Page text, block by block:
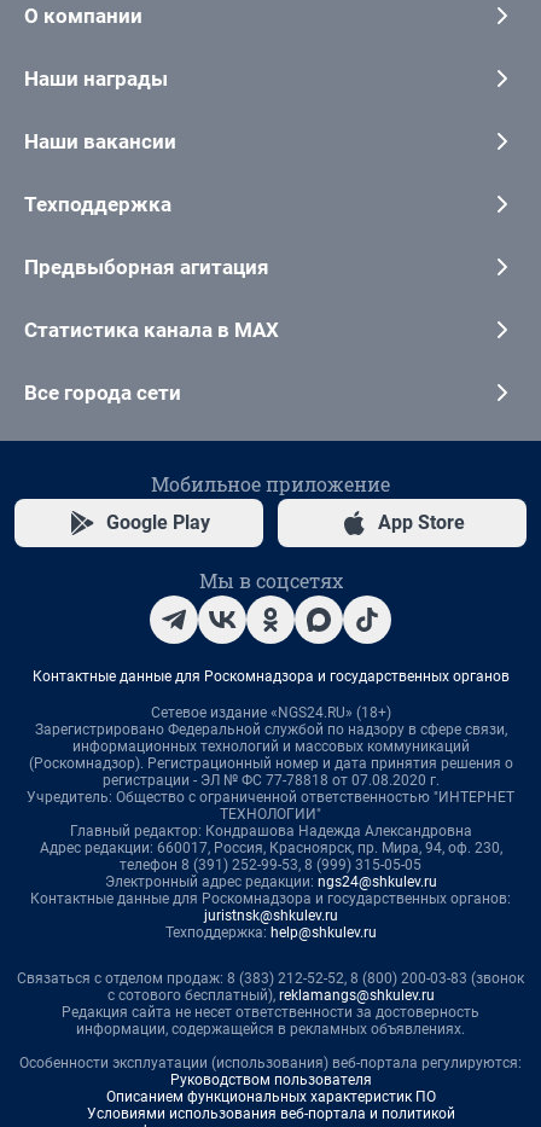
О компании
Наши награды
Наши вакансии
Техподдержка
Предвыборная агитация
Статистика канала в MAX
Все города сети
Мобильное приложение
Google Play App Store
Мы в соцсетях
Контактные данные для Роскомнадзора и государственных органов
Сетевое издание «NGS24.RU» (18+)
Зарегистрировано Федеральной службой по надзору в сфере связи,
информационных технологий и массовых коммуникаций
(Роскомнадзор). Регистрационный номер и дата принятия решения о
регистрации - ЭЛ № ФС 77-78818 от 07.08.2020 г.
Учредитель: Общество с ограниченной ответственностью "ИНТЕРНЕТ
ТЕХНОЛОГИИ"
Главный редактор: Кондрашова Надежда Александровна
Адрес редакции: 660017, Россия, Красноярск, пр. Мира, 94, оф. 230,
телефон 8 (391) 252-99-53, 8 (999) 315-05-05
Электронный адрес редакции: ngs24@shkulev.ru
Контактные данные для Роскомнадзора и государственных органов:
juristnsk@shkulev.ru
Техподдержка: help@shkulev.ru
Связаться с отделом продаж: 8 (383) 212-52-52, 8 (800) 200-03-83 (звонок
с сотового бесплатный), reklamangs@shkulev.ru
Редакция сайта не несет ответственности за достоверность
информации, содержащейся в рекламных объявлениях.
Особенности эксплуатации (использования) веб-портала регулируются:
Руководством пользователя
Описанием функциональных характеристик ПО
Условиями использования веб-портала и политикой